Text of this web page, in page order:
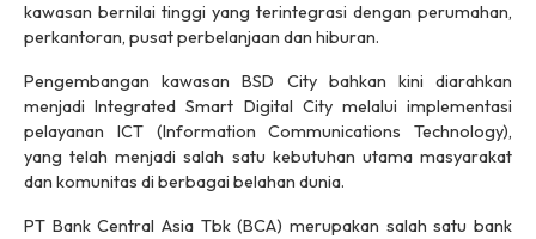
kawasan bernilai tinggi yang terintegrasi dengan perumahan,
perkantoran, pusat perbelanjaan dan hiburan.
Pengembangan kawasan BSD City bahkan kini diarahkan
menjadi Integrated Smart Digital City melalui implementasi
pelayanan ICT (Information Communications Technology),
yang telah menjadi salah satu kebutuhan utama masyarakat
dan komunitas di berbagai belahan dunia.
PT Bank Central Asia Tbk (BCA) merupakan salah satu bank